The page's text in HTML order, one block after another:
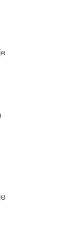
ukupna
)